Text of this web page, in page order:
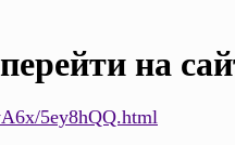
на
5ey8hQQ.html